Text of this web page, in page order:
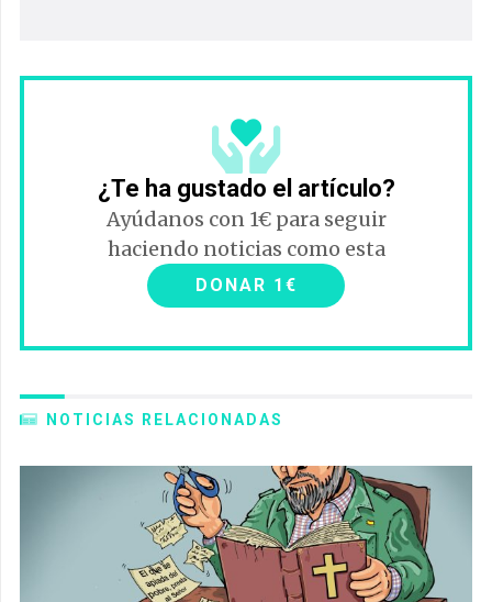
¿Te ha gustado el artículo?
Ayúdanos con 1€ para seguir
haciendo noticias como esta
DONAR 1€
NOTICIAS RELACIONADAS